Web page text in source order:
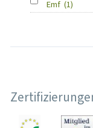
Emf (1)